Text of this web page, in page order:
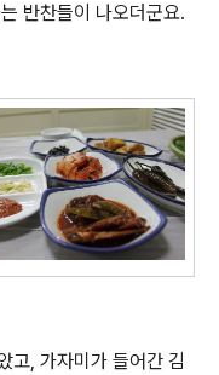
반찬들이 나오더군요.
고, 가자미가 들어간 김